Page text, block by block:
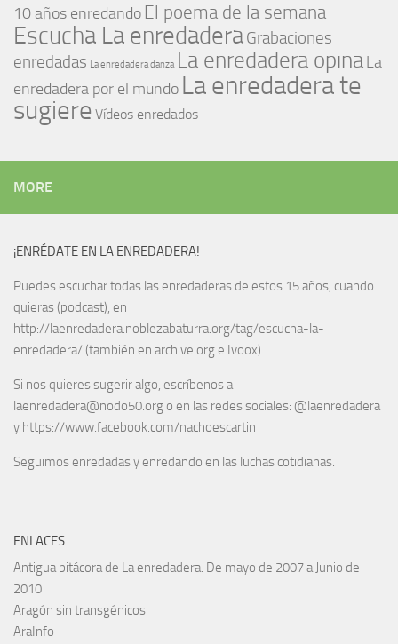
10 años enredando El poema de la semana
Escucha La enredaderaGrabaciones
enredadas La enredadera danza La enredadera opinaLa
enredadera por el mundo La enredadera te
sugiere Vídeos enredados
MORE
¡ENRÉDATE EN LA ENREDADERA!
Puedes escuchar todas las enredaderas de estos 15 años, cuando
quieras (podcast), en
http://laenredadera.noblezabaturra.org/tag/escucha-la-
enredadera/ (también en archive.org e Ivoox).
Si nos quieres sugerir algo, escríbenos a
laenredadera@nodo50.org o en las redes sociales: @laenredadera
y https://www.facebook.com/nachoescartin
Seguimos enredadas y enredando en las luchas cotidianas.
ENLACES
Antigua bitácora de La enredadera. De mayo de 2007 a Junio de
2010
Aragón sin transgénicos
AraInfo